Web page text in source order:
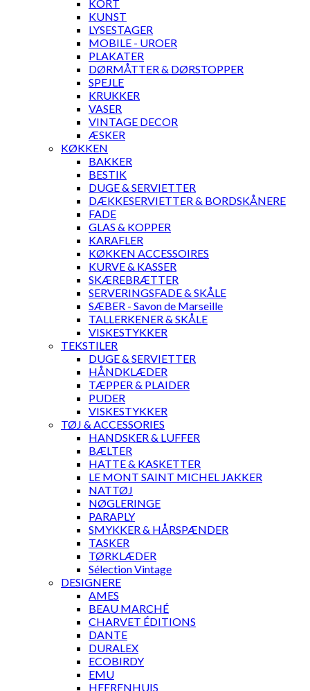
KORT
KUNST
LYSESTAGER
MOBILE - UROER
PLAKATER
DØRMÅTTER & DØRSTOPPER
SPEJLE
KRUKKER
VASER
VINTAGE DECOR
ÆSKER
KØKKEN
BAKKER
BESTIK
DUGE & SERVIETTER
DÆKKESERVIETTER & BORDSKÅNERE
FADE
GLAS & KOPPER
KARAFLER
KØKKEN ACCESSOIRES
KURVE & KASSER
SKÆREBRÆTTER
SERVERINGSFADE & SKÅLE
SÆBER - Savon de Marseille
TALLERKENER & SKÅLE
VISKESTYKKER
TEKSTILER
DUGE & SERVIETTER
HÅNDKLÆDER
TÆPPER & PLAIDER
PUDER
VISKESTYKKER
TØJ & ACCESSORIES
HANDSKER & LUFFER
BÆLTER
HATTE & KASKETTER
LE MONT SAINT MICHEL JAKKER
NATTØJ
NØGLERINGE
PARAPLY
SMYKKER & HÅRSPÆNDER
TASKER
TØRKLÆDER
Sélection Vintage
DESIGNERE
AMES
BEAU MARCHÉ
CHARVET ÉDITIONS
DANTE
DURALEX
ECOBIRDY
EMU
HEERENHUIS